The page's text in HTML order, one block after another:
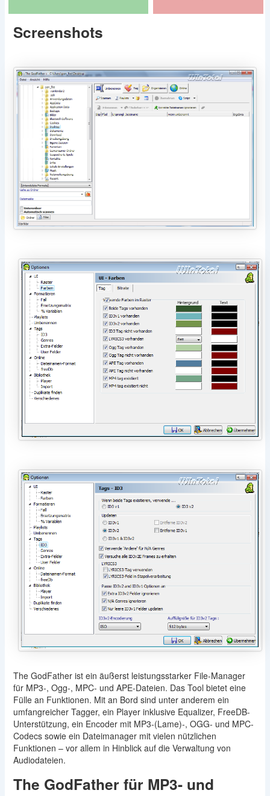
Screenshots
The GodFather ist ein äußerst leistungsstarker File-Manager
für MP3-, Ogg-, MPC- und APE-Dateien. Das Tool bietet eine
Fülle an Funktionen. Mit an Bord sind unter anderem ein
umfangreicher Tagger, ein Player inklusive Equalizer, FreeDB-
Unterstützung, ein Encoder mit MP3-(Lame)-, OGG- und MPC-
Codecs sowie ein Dateimanager mit vielen nützlichen
Funktionen – vor allem in Hinblick auf die Verwaltung von
Audiodateien.
The GodFather für MP3- und